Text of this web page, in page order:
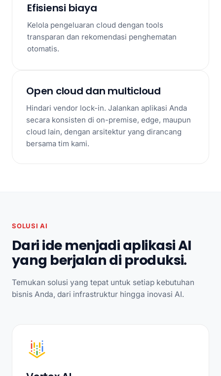
Efisiensi biaya
Kelola pengeluaran cloud dengan tools
transparan dan rekomendasi penghematan
otomatis.
Open cloud dan multicloud
Hindari vendor lock-in. Jalankan aplikasi Anda
secara konsisten di on-premise, edge, maupun
cloud lain, dengan arsitektur yang dirancang
bersama tim kami.
SOLUSI AI
Dari ide menjadi aplikasi AI
yang berjalan di produksi.
Temukan solusi yang tepat untuk setiap kebutuhan
bisnis Anda, dari infrastruktur hingga inovasi AI.